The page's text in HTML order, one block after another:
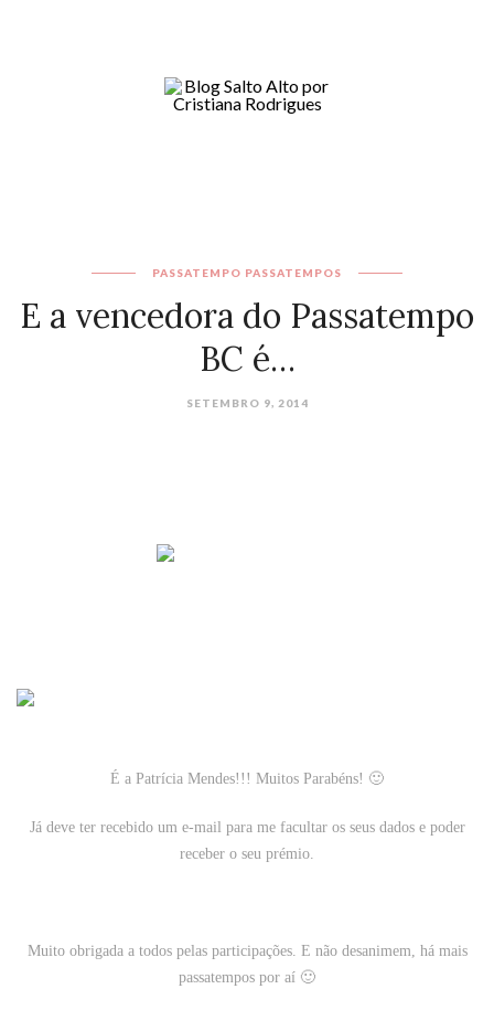
PASSATEMPO PASSATEMPOS
E a vencedora do Passatempo
BC é…
SETEMBRO 9, 2014
É a Patrícia Mendes!!! Muitos Parabéns! 🙂
Já deve ter recebido um e-mail para me facultar os seus dados e poder
receber o seu prémio.
Muito obrigada a todos pelas participações. E não desanimem, há mais
passatempos por aí 🙂